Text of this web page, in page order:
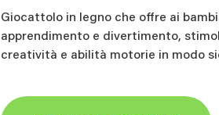
Giocattolo in legno che offre ai
apprendimento e divertimento,
creatività e abilità motorie in modo